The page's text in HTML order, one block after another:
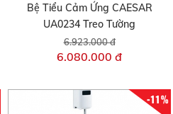
Bệ Tiểu Cảm Ứng CAESAR
UA0234 Treo Tường
6.923.000 đ
6.080.000 đ
-11%